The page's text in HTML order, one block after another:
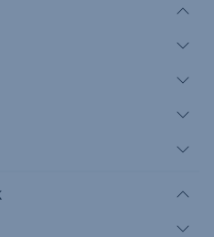
ellenállás szintről.